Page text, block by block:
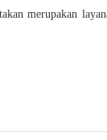
merupakan